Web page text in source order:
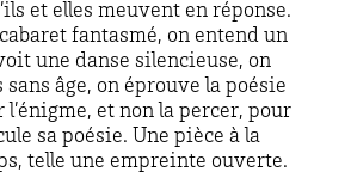
et elles meuvent en réponse.
fantasmé, on entend un
une danse silencieuse, on
sans âge, on éprouve la poésie
l’énigme, et non la percer, pour
sa poésie. Une pièce à la
telle une empreinte ouverte.